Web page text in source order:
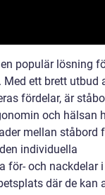
populär lösning
ett brett utbud
fördelar, är
och hälsan
mellan ståbord
individuella
för- och nackdelar
där de kan